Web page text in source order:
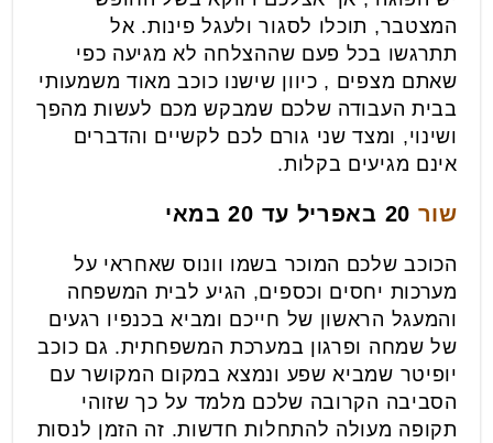
המצטבר, תוכלו לסגור ולעגל פינות. אל
תתרגשו בכל פעם שההצלחה לא מגיעה כפי
שאתם מצפים , כיוון שישנו כוכב מאוד משמעותי
בבית העבודה שלכם שמבקש מכם לעשות מהפך
ושינוי, ומצד שני גורם לכם לקשיים והדברים
אינם מגיעים בקלות.
שור 20 באפריל עד 20 במאי
הכוכב שלכם המוכר בשמו וונוס שאחראי על
מערכות יחסים וכספים, הגיע לבית המשפחה
והמעגל הראשון של חייכם ומביא בכנפיו רגעים
של שמחה ופרגון במערכת המשפחתית. גם כוכב
יופיטר שמביא שפע ונמצא במקום המקושר עם
הסביבה הקרובה שלכם מלמד על כך שזוהי
תקופה מעולה להתחלות חדשות. זה הזמן לנסות